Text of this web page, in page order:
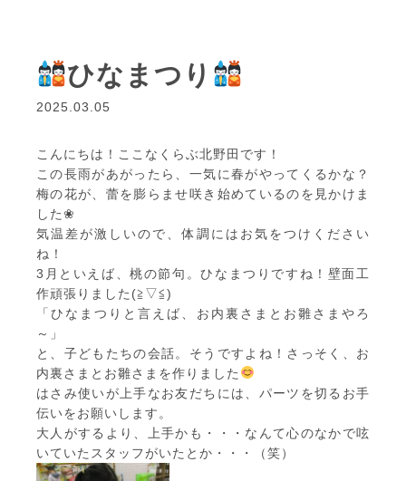
ひなまつり
2025.03.05
こんにちは！ここなくらぶ北野田です！
この長雨があがったら、一気に春がやってくるかな？
梅の花が、蕾を膨らませ咲き始めているのを見かけま
した❀
気温差が激しいので、体調にはお気をつけください
ね！
3月といえば、桃の節句。ひなまつりですね！壁面工
作頑張りました(≧▽≦)
「ひなまつりと言えば、お内裏さまとお雛さまやろ
～」
と、子どもたちの会話。そうですよね！さっそく、お
内裏さまとお雛さまを作りました
はさみ使いが上手なお友だちには、パーツを切るお手
伝いをお願いします。
大人がするより、上手かも・・・なんて心のなかで呟
いていたスタッフがいたとか・・・（笑）